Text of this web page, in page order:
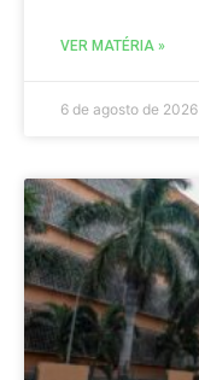
VER MATÉRIA »
6 de agosto de 2026